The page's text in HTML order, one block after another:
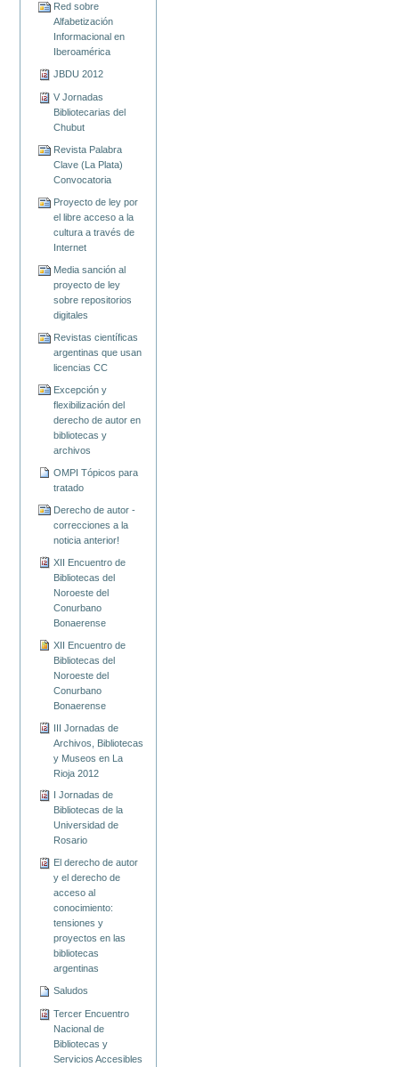
Red sobre
Alfabetización
Informacional en
Iberoamérica
JBDU 2012
V Jornadas
Bibliotecarias del
Chubut
Revista Palabra
Clave (La Plata)
Convocatoria
Proyecto de ley por
el libre acceso a la
cultura a través de
Internet
Media sanción al
proyecto de ley
sobre repositorios
digitales
Revistas científicas
argentinas que usan
licencias CC
Excepción y
flexibilización del
derecho de autor en
bibliotecas y
archivos
OMPI Tópicos para
tratado
Derecho de autor -
correcciones a la
noticia anterior!
XII Encuentro de
Bibliotecas del
Noroeste del
Conurbano
Bonaerense
XII Encuentro de
Bibliotecas del
Noroeste del
Conurbano
Bonaerense
III Jornadas de
Archivos, Bibliotecas
y Museos en La
Rioja 2012
I Jornadas de
Bibliotecas de la
Universidad de
Rosario
El derecho de autor
y el derecho de
acceso al
conocimiento:
tensiones y
proyectos en las
bibliotecas
argentinas
Saludos
Tercer Encuentro
Nacional de
Bibliotecas y
Servicios Accesibles